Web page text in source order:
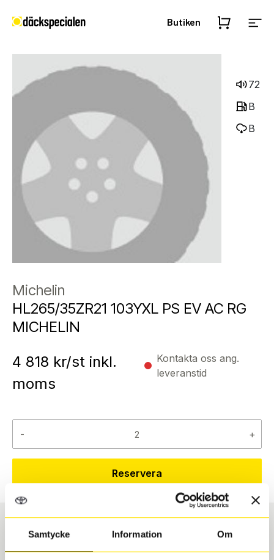
Samtycke Information Om
Butiken
72
B
B
Michelin
HL265/35ZR21 103YXL PS EV AC RG
MICHELIN
4 818 kr/st inkl.
moms
Kontakta oss ang.
leveranstid
- +
Reservera
Däcktyp
Sommar
Däckstorlek
265/35 R 21 103Y